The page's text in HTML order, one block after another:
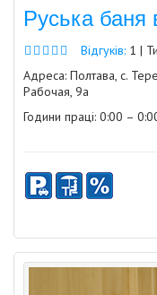
Руська
Відгуків: 1 |
Адреса: Полтава, с.
Рабочая, 9а
Години праці: 0:00 –